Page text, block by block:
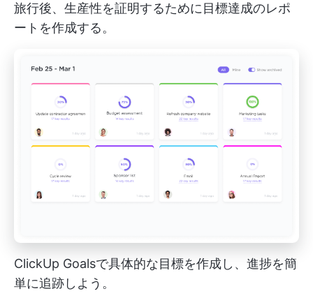
旅行後、生産性を証明するために目標達成のレポ
ートを作成する。
ClickUp Goalsで具体的な目標を作成し、進捗を簡
単に追跡しよう。